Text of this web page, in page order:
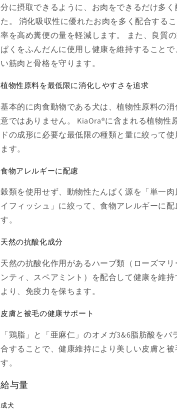
分に摂取できるように、お肉をできるだけ多く
た。 消化吸収性に優れたお肉を多く配合する
率を高め糞便の量を軽減します。 また、良質
ぱくをふんだんに使用し健康を維持することで
い筋肉と骨格を守ります。
植物性原料を最低限に消化しやすさを追求
基本的に肉食動物である犬は、植物性原料の
意ではありません。 KiaOra®に含まれる植物性
ドの成形に必要な最低限の種類と量に絞って
ます。
食物アレルギーに配慮
穀類を使用せず、動物性たんぱく源を「単一肉
イフィッシュ」に絞って、食物アレルギーに配
す。
天然の抗酸化成分
天然の抗酸化作用があるハーブ類（ローズマリ
ンティ、スペアミント）を配合して健康を維持
より、免疫力を保ちます。
皮膚と被毛の健康サポート
「鶏脂」と「亜麻仁」のオメガ3&6脂肪酸をバ
合することで、健康維持により美しい皮膚と被
す。
給与量
成犬